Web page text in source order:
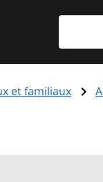
et familiaux